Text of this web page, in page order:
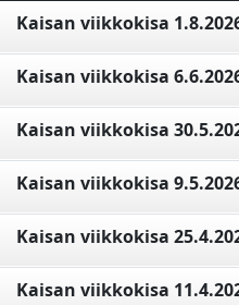
Kaisan viikkokisa
Kaisan viikkokisa
Kaisan viikkokisa
Kaisan viikkokisa
Kaisan viikkokisa
Kaisan viikkokisa